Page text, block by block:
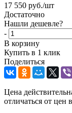
17 550 руб./шт
Достаточно
Нашли дешевле?
-
В корзину
Купить в 1 клик
Поделиться
Цена
отличаться от цен